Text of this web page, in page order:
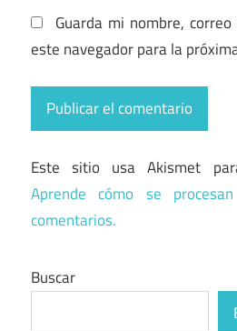
Guarda mi nombre,
este navegador para la
Este sitio usa Akismet
Aprende cómo se
comentarios.
Buscar